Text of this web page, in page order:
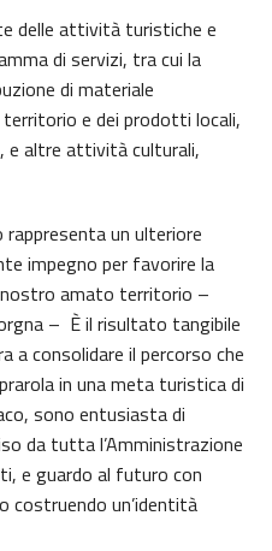
delle attività turistiche e
di servizi, tra cui la
di materiale
e dei prodotti locali,
e altre attività culturali,
un ulteriore
impegno per favorire la
nostro amato territorio –
– È il risultato tangibile
a consolidare il percorso che
in una meta turistica di
sono entusiasta di
da tutta l’Amministrazione
e guardo al futuro con
costruendo un’identità